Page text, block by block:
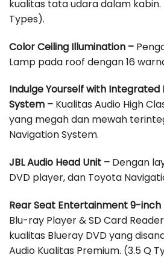
kualitas tata udara dalam kabin.
Types).
Color Ceiling Illumination –
Lamp pada roof dengan 16
Indulge Yourself with Integrated
System – Kualitas Audio High
yang megah dan mewah
Navigation System.
JBL Audio Head Unit – Dengan
DVD player, dan Toyota
Rear Seat Entertainment 9-inch
Blu-ray Player & SD Card
kualitas Blueray DVD yang
Audio Kualitas Premium. (3.5 Q